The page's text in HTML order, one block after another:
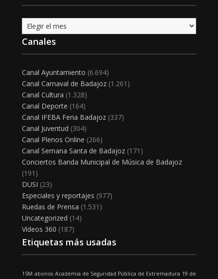
Archivo
Canales
Canal Ayuntamiento (6.694)
Canal Carnaval de Badajoz(1.261)
Canal Cultura (1.328)
Canal Deporte (164)
Canal IFEBA Feria Badajoz(337)
Canal Juventud (304)
Canal Plenos Online (266)
Canal Semana Santa de Badajoz(171)
Conciertos Banda Municipal de Música de Badajoz
(191)
DUSI (23)
Especiales y reportajes (977)
Ruedas de Prensa (1.531)
Uncategorized (14)
Vídeos 360 (187)
Etiquetas más usadas
15M abonos Academia de Seguridad Pública de Extremadura 19 de